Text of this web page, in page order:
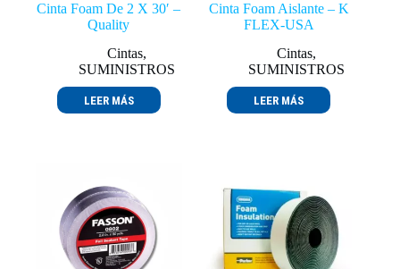
Cinta Foam De 2 X 30′ –
Quality
Cintas,
SUMINISTROS
LEER MÁS
Cinta Foam Aislante – K
FLEX-USA
Cintas,
SUMINISTROS
LEER MÁS